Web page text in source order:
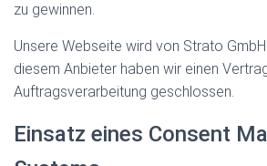
zu gewinnen.
Unsere Webseite wird von Strato
diesem Anbieter haben wir einen
Auftragsverarbeitung geschlossen.
Einsatz eines Consent